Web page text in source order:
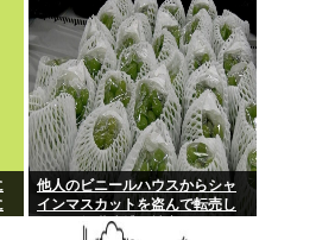
他人のビニールハウスからシャ
インマスカットを盗んで転売し
ていた無職逮捕！被害100万円ほ